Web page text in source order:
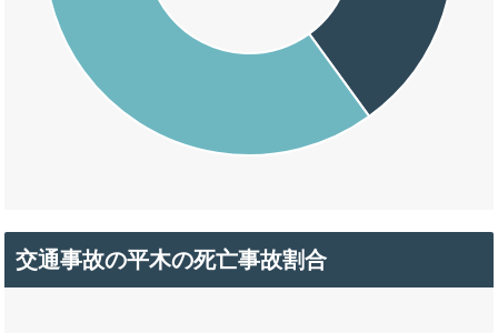
交通事故の平木の死亡事故割合